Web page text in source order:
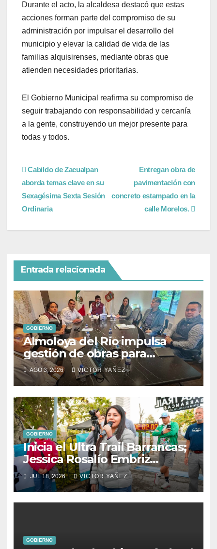
Durante el acto, la alcaldesa destacó que estas
acciones forman parte del compromiso de su
administración por impulsar el desarrollo del
municipio y elevar la calidad de vida de las
familias alquisirenses, mediante obras que
atienden necesidades prioritarias.
El Gobierno Municipal reafirma su compromiso de
seguir trabajando con responsabilidad y cercanía
a la gente, construyendo un mejor presente para
todas y todos.
Entregan obra de
pavimentación con
concreto estampado en la
calle Morelos.
Cabildo de Zacualpan
aborda temas clave en su
Sexagésima Sexta Sesión
Ordinaria
Entrada relacionada
GOBIERNO
Almoloya del Río impulsa
gestión de obras para
fortalecer el desarrollo del
municipio
AGO 3, 2026 VÍCTOR YAÑEZ
GOBIERNO
Inicia el Ultra Trail Barrancas;
Jessica Rosalío Embriz
impulsa el deporte y el
turismo en Ixtapan de la Sal
JUL 18, 2026 VÍCTOR YAÑEZ
GOBIERNO